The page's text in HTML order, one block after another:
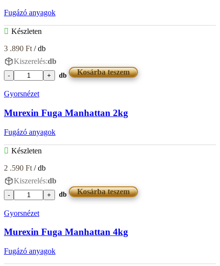
Fugázó anyagok
Készleten
3 .890 Ft / db
Kiszerelés:db
Murexin
Hellbraun
mennyiség
db Kosárba teszem
Gyorsnézet
Murexin Fuga Manhattan 2kg
Fugázó anyagok
Készleten
2 .590 Ft / db
Kiszerelés:db
Murexin
Manhattan
mennyiség
db Kosárba teszem
Gyorsnézet
Murexin Fuga Manhattan 4kg
Fugázó anyagok